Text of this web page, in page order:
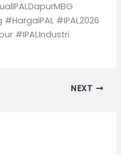
#IPAL2026
#IPALIndustri
NEXT